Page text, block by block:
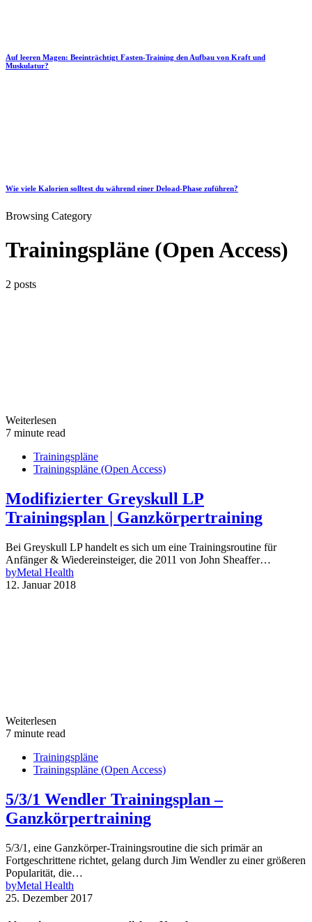
Auf leeren Magen: Beeinträchtigt Fasten-Training den Aufbau von Kraft und
Muskulatur?
Wie viele Kalorien solltest du während einer Deload-Phase zuführen?
Browsing Category
Trainingspläne (Open Access)
2 posts
Weiterlesen
7 minute read
Trainingspläne
Trainingspläne (Open Access)
Modifizierter Greyskull LP
Trainingsplan | Ganzkörpertraining
Bei Greyskull LP handelt es sich um eine Trainingsroutine für
Anfänger & Wiedereinsteiger, die 2011 von John Sheaffer…
byMetal Health
12. Januar 2018
Weiterlesen
7 minute read
Trainingspläne
Trainingspläne (Open Access)
5/3/1 Wendler Trainingsplan –
Ganzkörpertraining
5/3/1, eine Ganzkörper-Trainingsroutine die sich primär an
Fortgeschrittene richtet, gelang durch Jim Wendler zu einer größeren
Popularität, die…
byMetal Health
25. Dezember 2017